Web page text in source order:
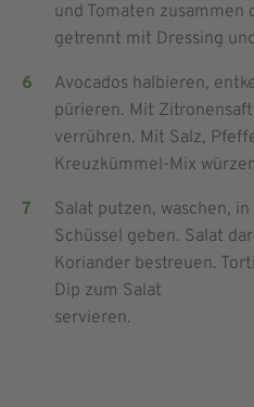
und Tomaten zusammen
getrennt mit Dressing
Avocados halbieren,
pürieren. Mit
verrühren. Mit Salz,
Kreuzkümmel-Mix
Salat putzen, waschen,
Schüssel geben. Salat
Koriander bestreuen.
Dip zum Salat
servieren.